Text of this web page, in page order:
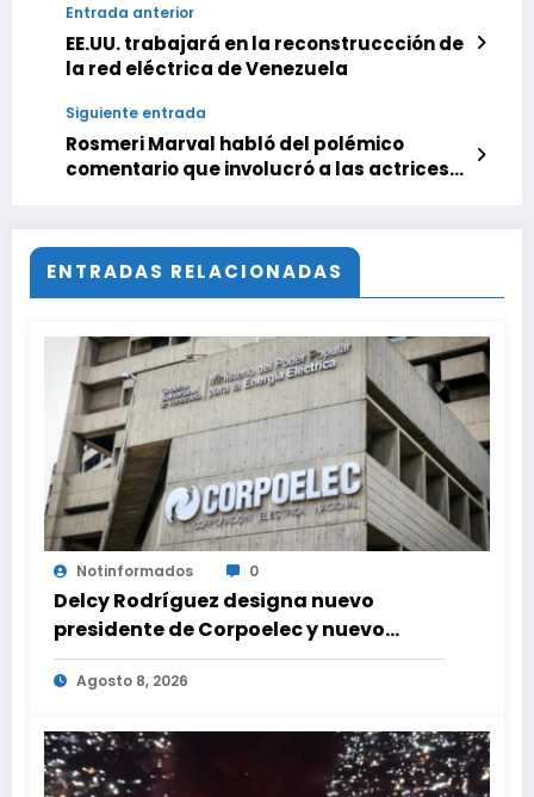
Entrada anterior
EE.UU. trabajará en la reconstruccción de
la red eléctrica de Venezuela
Siguiente entrada
Rosmeri Marval habló del polémico
comentario que involucró a las actrices
ENTRADAS RELACIONADAS
Notinformados 0
Delcy Rodríguez designa nuevo
presidente de Corpoelec y nuevo
viceministro de Servicios Eléctricos
Agosto 8, 2026